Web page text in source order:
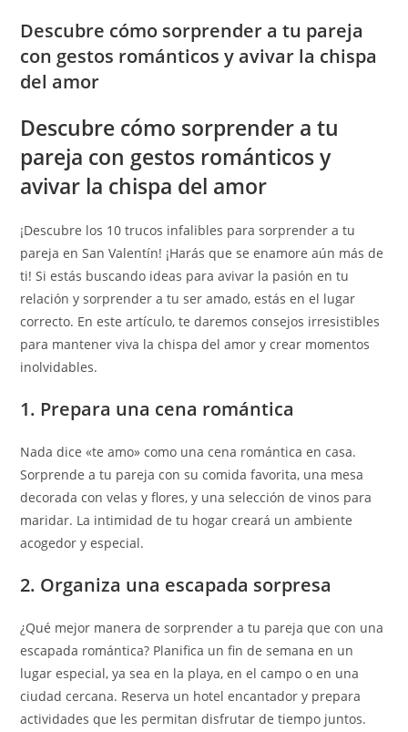
Descubre cómo sorprender a tu pareja
con gestos románticos y avivar la chispa
del amor
Descubre cómo sorprender a tu
pareja con gestos románticos y
avivar la chispa del amor
¡Descubre los 10 trucos infalibles para sorprender a tu
pareja en San Valentín! ¡Harás que se enamore aún más de
ti! Si estás buscando ideas para avivar la pasión en tu
relación y sorprender a tu ser amado, estás en el lugar
correcto. En este artículo, te daremos consejos irresistibles
para mantener viva la chispa del amor y crear momentos
inolvidables.
1. Prepara una cena romántica
Nada dice «te amo» como una cena romántica en casa.
Sorprende a tu pareja con su comida favorita, una mesa
decorada con velas y flores, y una selección de vinos para
maridar. La intimidad de tu hogar creará un ambiente
acogedor y especial.
2. Organiza una escapada sorpresa
¿Qué mejor manera de sorprender a tu pareja que con una
escapada romántica? Planifica un fin de semana en un
lugar especial, ya sea en la playa, en el campo o en una
ciudad cercana. Reserva un hotel encantador y prepara
actividades que les permitan disfrutar de tiempo juntos.